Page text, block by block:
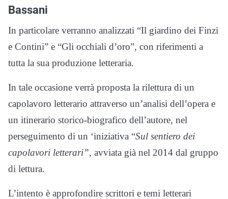
Bassani
In particolare verranno analizzati “Il giardino dei Finzi
e Contini” e “Gli occhiali d’oro”, con riferimenti a
tutta la sua produzione letteraria.
In tale occasione verrà proposta la rilettura di un
capolavoro letterario attraverso un’analisi dell’opera e
un itinerario storico-biografico dell’autore, nel
perseguimento di un ‘iniziativa “Sul sentiero dei
capolavori letterari”, avviata già nel 2014 dal gruppo
di lettura.
L’intento è approfondire scrittori e temi letterari